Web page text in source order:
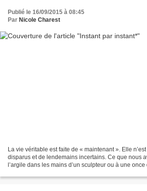
Publié le 16/09/2015 à 08:45
Par Nicole Charest
La vie véritable est faite de « maintenant ». Elle
disparus et de lendemains incertains. Ce que nous
l’argile dans les mains d’un sculpteur ou à une once